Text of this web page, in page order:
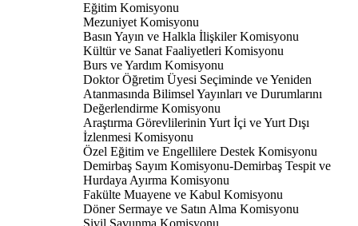
Eğitim Komisyonu
Mezuniyet Komisyonu
Basın Yayın ve Halkla İlişkiler Komisyonu
Kültür ve Sanat Faaliyetleri Komisyonu
Burs ve Yardım Komisyonu
Doktor Öğretim Üyesi Seçiminde ve Yeniden
Atanmasında Bilimsel Yayınları ve Durumlarını
Değerlendirme Komisyonu
Araştırma Görevlilerinin Yurt İçi ve Yurt Dışı
İzlenmesi Komisyonu
Özel Eğitim ve Engellilere Destek Komisyonu
Demirbaş Sayım Komisyonu-Demirbaş Tespit ve
Hurdaya Ayırma Komisyonu
Fakülte Muayene ve Kabul Komisyonu
Döner Sermaye ve Satın Alma Komisyonu